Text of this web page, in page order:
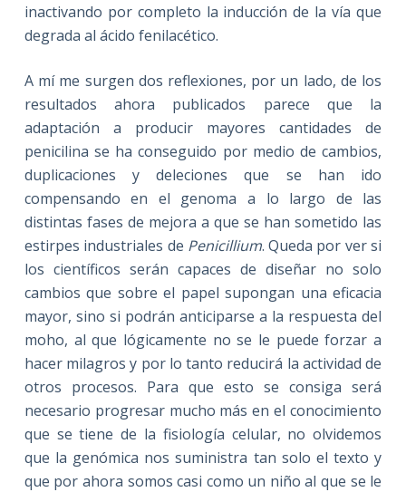
inactivando por completo la inducción de la vía que
degrada al ácido fenilacético.
A mí me surgen dos reflexiones, por un lado, de los
resultados ahora publicados parece que la
adaptación a producir mayores cantidades de
penicilina se ha conseguido por medio de cambios,
duplicaciones y deleciones que se han ido
compensando en el genoma a lo largo de las
distintas fases de mejora a que se han sometido las
estirpes industriales de Penicillium. Queda por ver si
los científicos serán capaces de diseñar no solo
cambios que sobre el papel supongan una eficacia
mayor, sino si podrán anticiparse a la respuesta del
moho, al que lógicamente no se le puede forzar a
hacer milagros y por lo tanto reducirá la actividad de
otros procesos. Para que esto se consiga será
necesario progresar mucho más en el conocimiento
que se tiene de la fisiología celular, no olvidemos
que la genómica nos suministra tan solo el texto y
que por ahora somos casi como un niño al que se le